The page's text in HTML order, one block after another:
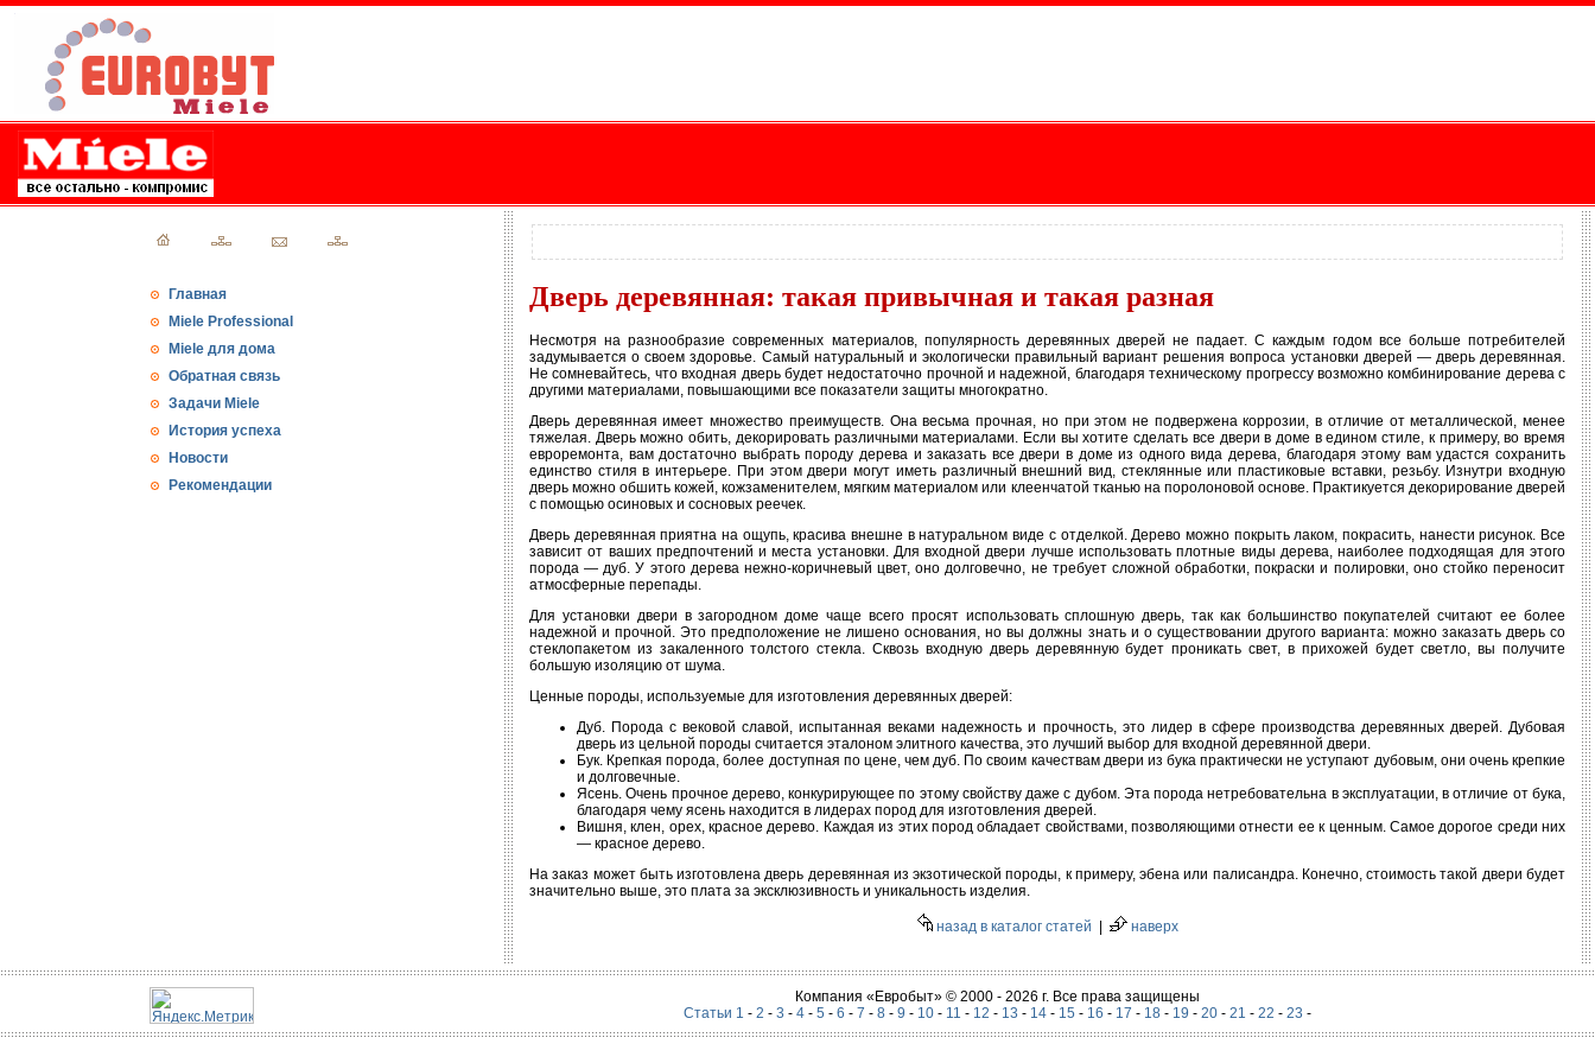
Главная
Miele Professional
Miele для дома
Обратная связь
Задачи Miele
История успеха
Новости
Рекомендации
Дверь деревянная: такая привычная и такая разная
Несмотря на разнообразие современных материалов, популярность деревянных дверей не падает. С каждым годом все больше потребителей
задумывается о своем здоровье. Самый натуральный и экологически правильный вариант решения вопроса установки дверей — дверь деревянная.
Не сомневайтесь, что входная дверь будет недостаточно прочной и надежной, благодаря техническому прогрессу возможно комбинирование дерева с
другими материалами, повышающими все показатели защиты многократно.
Дверь деревянная имеет множество преимуществ. Она весьма прочная, но при этом не подвержена коррозии, в отличие от металлической, менее
тяжелая. Дверь можно обить, декорировать различными материалами. Если вы хотите сделать все двери в доме в едином стиле, к примеру, во время
евроремонта, вам достаточно выбрать породу дерева и заказать все двери в доме из одного вида дерева, благодаря этому вам удастся сохранить
единство стиля в интерьере. При этом двери могут иметь различный внешний вид, стеклянные или пластиковые вставки, резьбу. Изнутри входную
дверь можно обшить кожей, кожзаменителем, мягким материалом или клеенчатой тканью на поролоновой основе. Практикуется декорирование дверей
с помощью осиновых и сосновых реечек.
Дверь деревянная приятна на ощупь, красива внешне в натуральном виде с отделкой. Дерево можно покрыть лаком, покрасить, нанести рисунок. Все
зависит от ваших предпочтений и места установки. Для входной двери лучше использовать плотные виды дерева, наиболее подходящая для этого
порода — дуб. У этого дерева нежно-коричневый цвет, оно долговечно, не требует сложной обработки, покраски и полировки, оно стойко переносит
атмосферные перепады.
Для установки двери в загородном доме чаще всего просят использовать сплошную дверь, так как большинство покупателей считают ее более
надежной и прочной. Это предположение не лишено основания, но вы должны знать и о существовании другого варианта: можно заказать дверь со
стеклопакетом из закаленного толстого стекла. Сквозь входную дверь деревянную будет проникать свет, в прихожей будет светло, вы получите
большую изоляцию от шума.
Ценные породы, используемые для изготовления деревянных дверей:
Дуб. Порода с вековой славой, испытанная веками надежность и прочность, это лидер в сфере производства деревянных дверей. Дубовая
дверь из цельной породы считается эталоном элитного качества, это лучший выбор для входной деревянной двери.
Бук. Крепкая порода, более доступная по цене, чем дуб. По своим качествам двери из бука практически не уступают дубовым, они очень крепкие
и долговечные.
Ясень. Очень прочное дерево, конкурирующее по этому свойству даже с дубом. Эта порода нетребовательна в эксплуатации, в отличие от бука,
благодаря чему ясень находится в лидерах пород для изготовления дверей.
Вишня, клен, орех, красное дерево. Каждая из этих пород обладает свойствами, позволяющими отнести ее к ценным. Самое дорогое среди них
— красное дерево.
На заказ может быть изготовлена дверь деревянная из экзотической породы, к примеру, эбена или палисандра. Конечно, стоимость такой двери будет
значительно выше, это плата за эксклюзивность и уникальность изделия.
назад в каталог статей наверх
Компания «Евробыт» © 2000 - 2026 г. Все права защищены
Статьи 1 - 2 - 3 - 4- 5 - 6 - 7 - 8- 9 - 10- 11 - 12 - 13 - 14- 15 - 16 - 17 - 18- 19 - 20- 21 - 22 - 23 -